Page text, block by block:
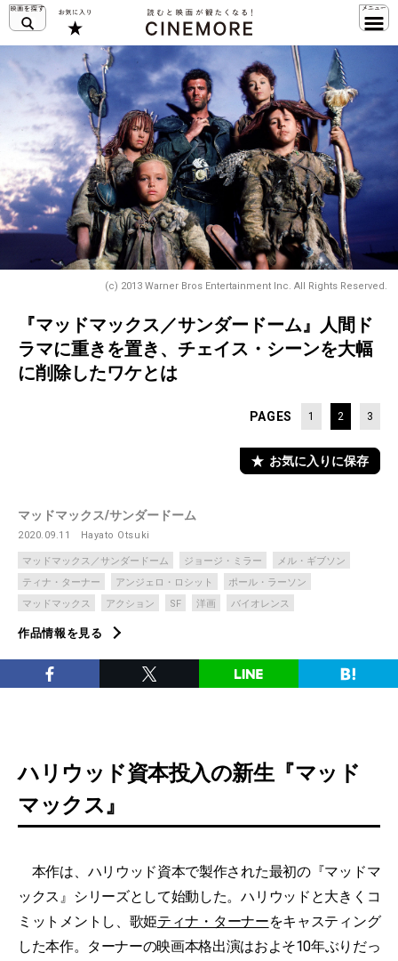
(c) 2013 Warner Bros Entertainment Inc. All Rights Reserved.
『マッドマックス／サンダードーム』人間ド
ラマに重きを置き、チェイス・シーンを大幅
に削除したワケとは
PAGES 1 2 3
お気に入りに保存
マッドマックス/サンダードーム
2020.09.11 Hayato Otsuki
マッドマックス／サンダードーム ジョージ・ミラー
メル・ギブソン
ティナ・ターナー
アンジェロ・ロシット
ポール・ラーソン
マッドマックス
アクション SF 洋画 バイオレンス
作品情報を見る
ハリウッド資本投入の新生『マッド
マックス』
本作は、ハリウッド資本で製作された最初の『マッドマ
ックス』シリーズとして始動した。ハリウッドと大きくコ
ミットメントし、歌姫ティナ・ターナーをキャスティング
した本作。ターナーの映画本格出演はおよそ10年ぶりだっ